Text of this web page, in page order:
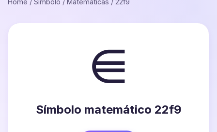
Home / Símbolo / Matemáticas / 22f9
⋹
Símbolo matemático 22f9